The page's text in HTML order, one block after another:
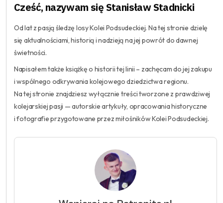
Cześć, nazywam się Stanisław Stadnicki
Od lat z pasją śledzę losy Kolei Podsudeckiej. Na tej stronie dzielę
się aktualnościami, historią i nadzieją na jej powrót do dawnej
świetności.
Napisałem także książkę o historii tej linii – zachęcam do jej zakupu
i wspólnego odkrywania kolejowego dziedzictwa regionu.
Na tej stronie znajdziesz wyłącznie treści tworzone z prawdziwej
kolejarskiej pasji — autorskie artykuły, opracowania historyczne
i fotografie przygotowane przez miłośników Kolei Podsudeckiej.